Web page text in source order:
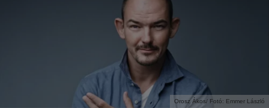
Orosz Ákos/ Fotó: Emmer László